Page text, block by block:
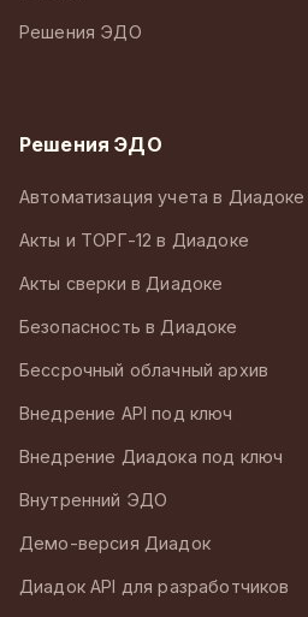
Решения ЭДО
Решения ЭДО
Автоматизация учета в Диадоке
Акты и ТОРГ-12 в Диадоке
Акты сверки в Диадоке
Безопасность в Диадоке
Бессрочный облачный архив
Внедрение API под ключ
Внедрение Диадока под ключ
Внутренний ЭДО
Демо-версия Диадок
Диадок API для разработчиков